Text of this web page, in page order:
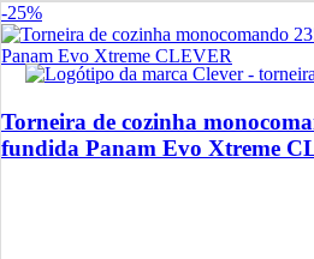
-25%
Torneira de cozinha
fundida Panam Evo Xtreme